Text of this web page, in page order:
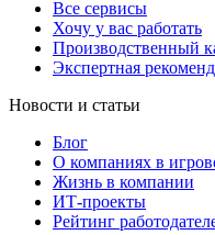
Все сервисы
Хочу у вас работать
Производственный
Экспертная
Новости и статьи
Блог
О компаниях в
Жизнь в компании
ИТ-проекты
Рейтинг